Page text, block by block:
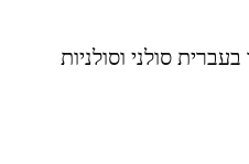
סולני וסולניות